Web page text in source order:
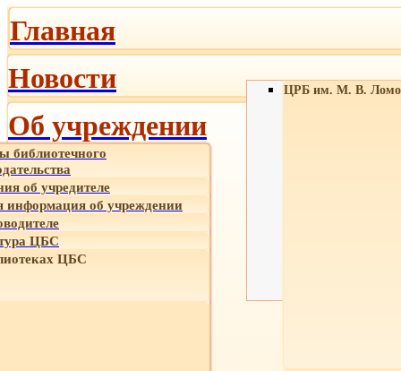
Главная
Новости
Об учреждении
библиотечного
об учредителе
об учреждении
ЦБС
ЦБС
ЦРБ им. М. В.